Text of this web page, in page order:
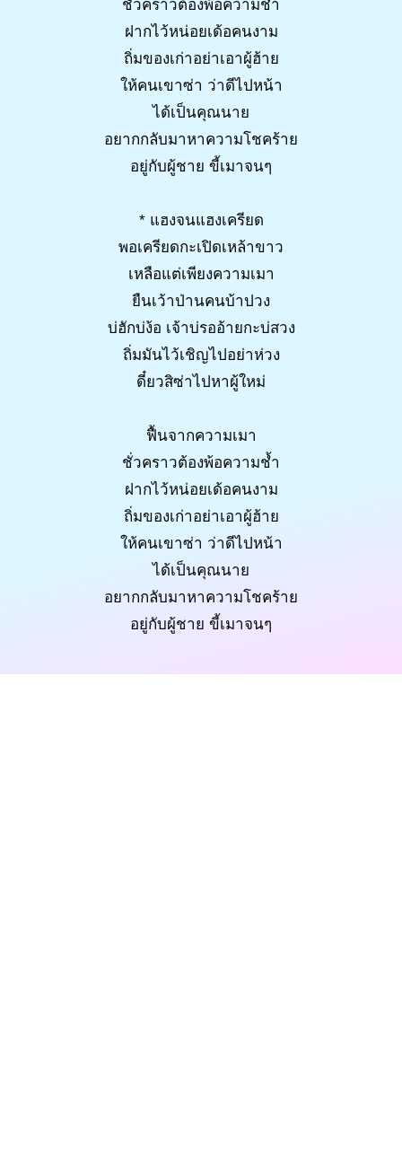
ชั่วคราวต้องพ้อความช้ำ
ฝากไว้หน่อยเด้อคนงาม
ถิ่มของเก่าอย่าเอาผู้ฮ้าย
ให้คนเขาซ่า ว่าดีไปหน้า
ได้เป็นคุณนาย
อยากกลับมาหาความโชคร้าย
อยู่กับผู้ชาย ขี้เมาจนๆ
* แฮงจนแฮงเครียด
พอเครียดกะเปิดเหล้าขาว
เหลือแต่เพียงความเมา
ยืนเว้าป่านคนบ้าปวง
บ่ฮักบ่ง้อ เจ้าบ่รออ้ายกะบ่สวง
ถิ่มมันไว้เชิญไปอย่าห่วง
ดี๋ยวสิซ่าไปหาผู้ใหม่
ฟื้นจากความเมา
ชั่วคราวต้องพ้อความช้ำ
ฝากไว้หน่อยเด้อคนงาม
ถิ่มของเก่าอย่าเอาผู้ฮ้าย
ให้คนเขาซ่า ว่าดีไปหน้า
ได้เป็นคุณนาย
อยากกลับมาหาความโชคร้าย
อยู่กับผู้ชาย ขี้เมาจนๆ